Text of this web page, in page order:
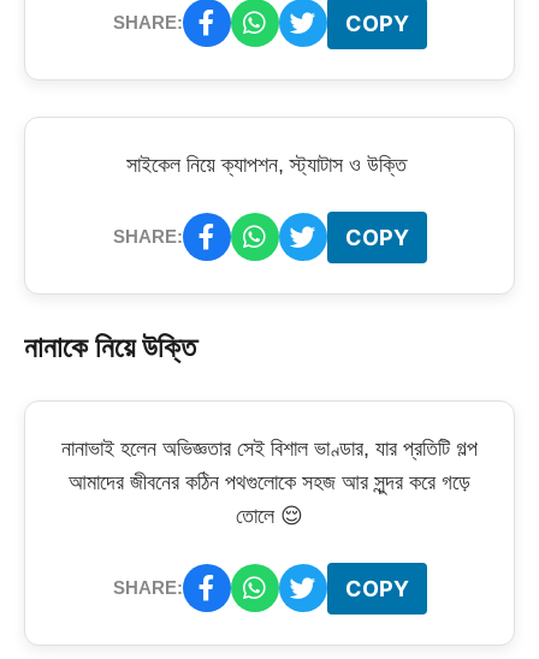
SHARE: COPY
সাইকেল নিয়ে ক্যাপশন, স্ট্যাটাস ও উক্তি
SHARE: COPY
নানাকে নিয়ে উক্তি
নানাভাই হলেন অভিজ্ঞতার সেই বিশাল ভাণ্ডার, যার প্রতিটি গল্প
আমাদের জীবনের কঠিন পথগুলোকে সহজ আর সুন্দর করে গড়ে
তোলে 😌
SHARE: COPY